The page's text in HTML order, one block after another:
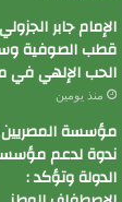
الإمام جابر
قطب الصوفية
الحب الإلهي في
منذ يومين
مؤسسة
ندوة لدعم
الدولة وتؤكد :